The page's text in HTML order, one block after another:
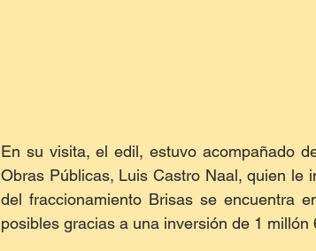
En su visita, el edil, estuvo acompañado
Obras Públicas, Luis Castro Naal, quien le
del fraccionamiento Brisas se encuentra
posibles gracias a una inversión de 1 millón